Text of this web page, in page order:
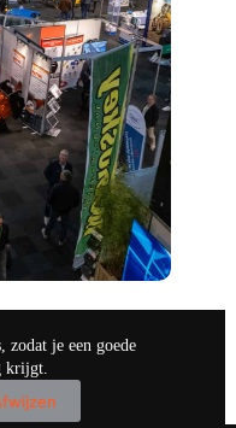
zodat je een goede
krijgt.